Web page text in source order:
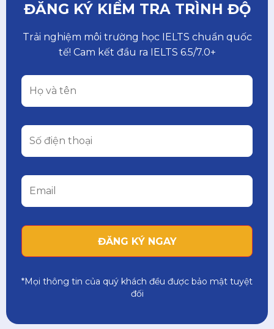
ĐĂNG KÝ KIỂM TRA TRÌNH ĐỘ
Trải nghiệm môi trường học IELTS chuẩn quốc
tế! Cam kết đầu ra IELTS 6.5/7.0+
*Mọi thông tin của quý khách đều được bảo mật tuyệt
đối